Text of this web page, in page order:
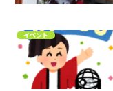
イベント